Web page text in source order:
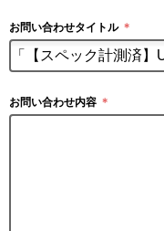
お問い合わせタイトル ＊
お問い合わせ内容 ＊